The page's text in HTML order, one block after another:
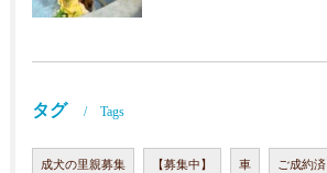
タグ Tags
成犬の里親募集 【募集中】 車 ご成約済